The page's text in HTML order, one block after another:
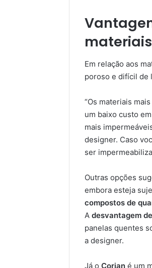
materiais
Em relação aos
poroso e difícil de
“Os materiais
um baixo custo
mais
designer. Caso
ser
Outras opções
embora esteja
compostos de
A desvantagem
panelas quentes
a designer.
Já o Corian é um